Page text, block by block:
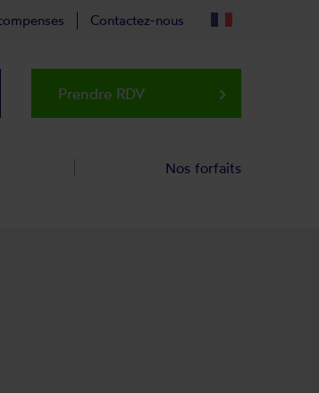
Contactez-nous
Prendre RDV keyboard_arrow_right
Nos forfaits